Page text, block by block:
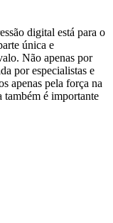
digital está para o
única e
Não apenas por
por especialistas e
apenas pela força na
também é importante